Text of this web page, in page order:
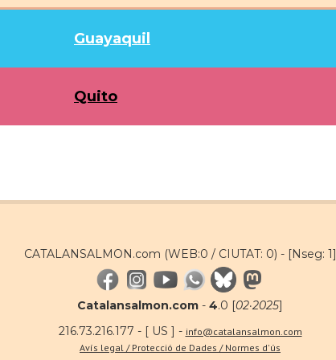
Guayaquil
Quito
CATALANSALMON.com (WEB:0 / CIUTAT: 0) - [Nseg: 1]
Catalansalmon.com - 4.0 [02·2025]
216.73.216.177 - [ US ] - info@catalansalmon.com
Avís legal / Protecció de Dades / Normes d'ús